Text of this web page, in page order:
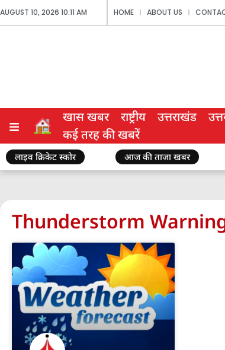
AUGUST 10, 2026 10:11 AM HOME ABOUT US
खास खबर राष्ट्रीय उत्तराखंड
कई तरह की खबरें
लाइव क्रिकेट स्कोर आज की ताजा खबर
Thunderstorm